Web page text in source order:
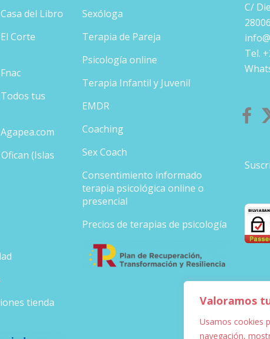
Valoramos
Usamos cookies
navegación,
del Libro
Corte
tus
(Islas
tienda
Sexóloga
Terapia de Pareja
Psicología online
Terapia Infantil y Juvenil
EMDR
Coaching
Sex Coach
Consentimiento informado
terapia psicológica online o
presencial
Precios de terapias de psicología
C/
Tel.